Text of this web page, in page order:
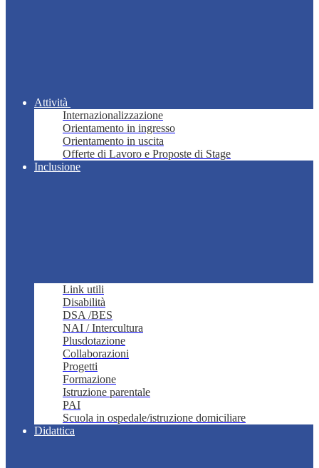
Attività
Internazionalizzazione
Orientamento in ingresso
Orientamento in uscita
Offerte di Lavoro e Proposte di Stage
Inclusione
Link utili
Disabilità
DSA /BES
NAI / Intercultura
Plusdotazione
Collaborazioni
Progetti
Formazione
Istruzione parentale
PAI
Scuola in ospedale/istruzione domiciliare
Didattica